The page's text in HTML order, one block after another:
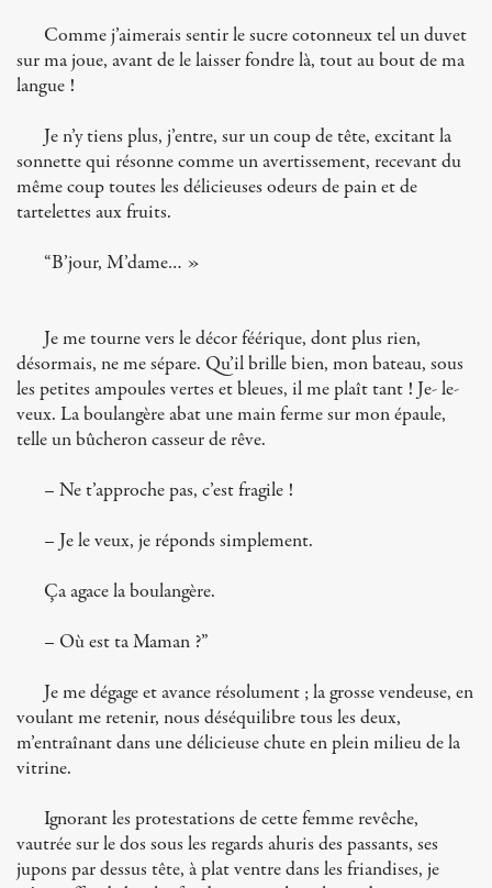
Comme j’aimerais sentir le sucre cotonneux tel un duvet
sur ma joue, avant de le laisser fondre là, tout au bout de ma
langue !
Je n’y tiens plus, j’entre, sur un coup de tête, excitant la
sonnette qui résonne comme un avertissement, recevant du
même coup toutes les délicieuses odeurs de pain et de
tartelettes aux fruits.
“B’jour, M’dame… »
Je me tourne vers le décor féérique, dont plus rien,
désormais, ne me sépare. Qu’il brille bien, mon bateau, sous
les petites ampoules vertes et bleues, il me plaît tant ! Je- le-
veux. La boulangère abat une main ferme sur mon épaule,
telle un bûcheron casseur de rêve.
– Ne t’approche pas, c’est fragile !
– Je le veux, je réponds simplement.
Ça agace la boulangère.
– Où est ta Maman ?”
Je me dégage et avance résolument ; la grosse vendeuse, en
voulant me retenir, nous déséquilibre tous les deux,
m’entraînant dans une délicieuse chute en plein milieu de la
vitrine.
Ignorant les protestations de cette femme revêche,
vautrée sur le dos sous les regards ahuris des passants, ses
jupons par dessus tête, à plat ventre dans les friandises, je